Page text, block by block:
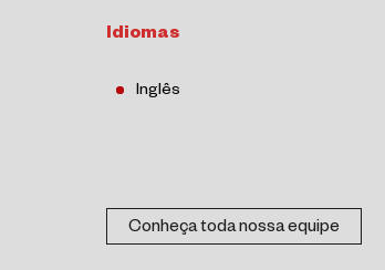
Idiomas
Inglês
Conheça toda nossa equipe